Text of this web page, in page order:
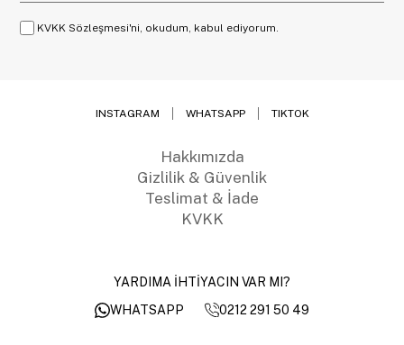
KVKK Sözleşmesi'ni, okudum, kabul ediyorum.
INSTAGRAM WHATSAPP TIKTOK
Hakkımızda
Gizlilik & Güvenlik
Teslimat & İade
KVKK
YARDIMA İHTİYACIN VAR MI?
WHATSAPP
0212 291 50 49